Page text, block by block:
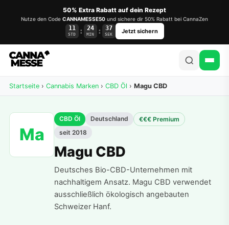
50% Extra Rabatt auf dein Rezept
Nutze den Code CANNAMESSE50 und sichere dir 50% Rabatt bei CannaZen
11
STD : 24
MIN : 37
SEK Jetzt sichern
Startseite › Cannabis Marken › CBD Öl › Magu CBD
Ma
CBD Öl Deutschland
€€€ Premium
seit 2018
Magu CBD
Deutsches Bio-CBD-Unternehmen mit
nachhaltigem Ansatz. Magu CBD verwendet
ausschließlich ökologisch angebauten
Schweizer Hanf.